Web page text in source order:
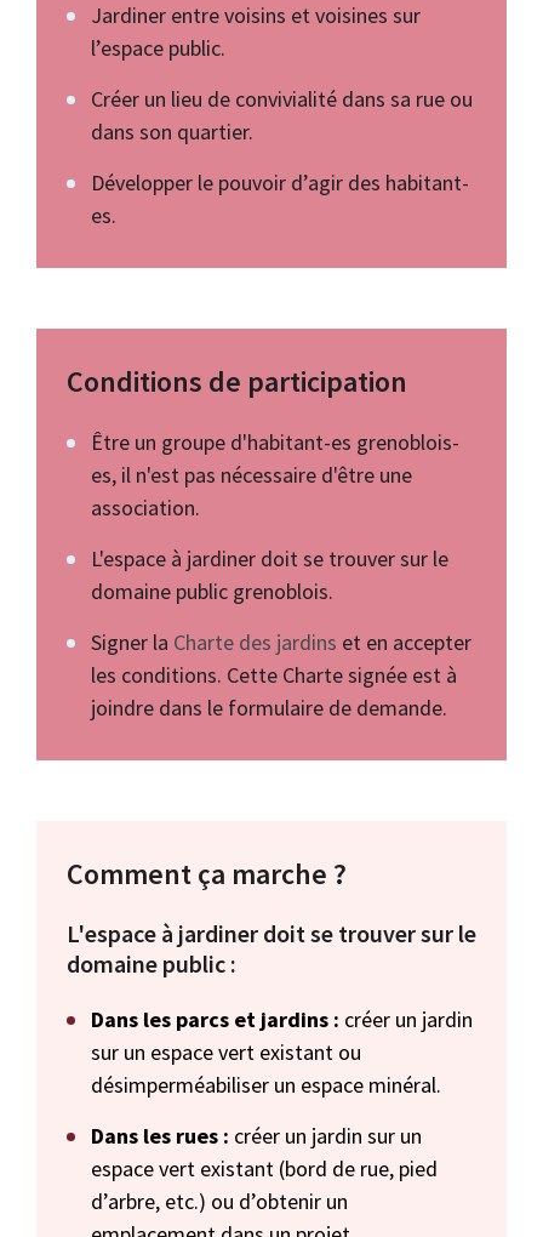
Jardiner entre voisins et voisines sur
l’espace public.
Créer un lieu de convivialité dans sa rue ou
dans son quartier.
Développer le pouvoir d’agir des habitant-
es.
Conditions de participation
Être un groupe d'habitant-es grenoblois-
es, il n'est pas nécessaire d'être une
association.
L'espace à jardiner doit se trouver sur le
domaine public grenoblois.
Signer la Charte des jardins et en accepter
les conditions. Cette Charte signée est à
joindre dans le formulaire de demande.
Comment ça marche ?
L'espace à jardiner doit se trouver sur le
domaine public :
Dans les parcs et jardins : créer un jardin
sur un espace vert existant ou
désimperméabiliser un espace minéral.
Dans les rues : créer un jardin sur un
espace vert existant (bord de rue, pied
d’arbre, etc.) ou d’obtenir un